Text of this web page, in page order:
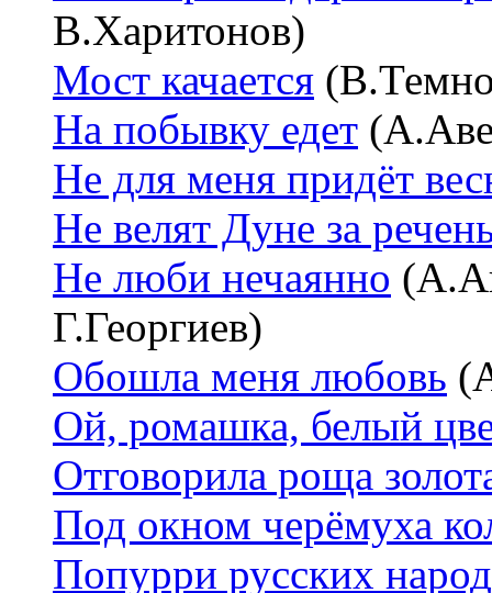
В.Харитонов)
Мост качается
На побывку едет
Не для меня придёт
Не велят Дуне за
Не люби нечаянно
Г.Георгиев)
Обошла меня любовь
Ой, ромашка, белый
Отговорила роща
Под окном черёмуха
Попурри русских